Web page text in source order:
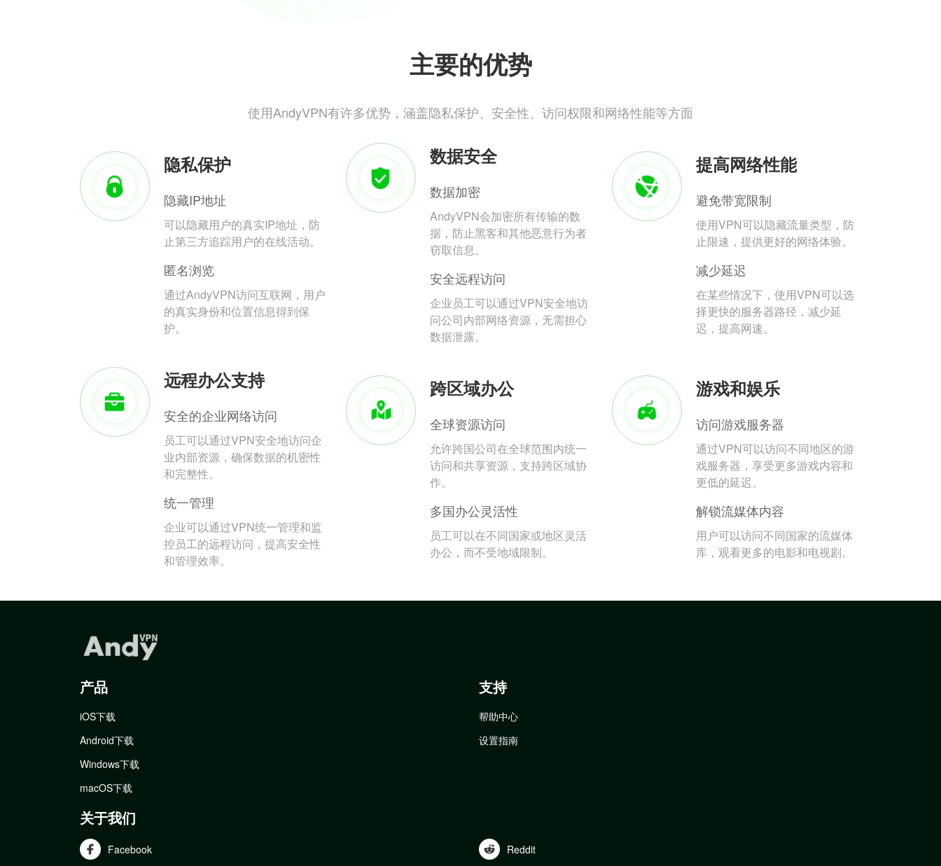
主要的优势
使用AndyVPN有许多优势，涵盖隐私保护、安全性、访问权限和网络性能等方面
隐私保护
隐藏IP地址
可以隐藏用户的真实IP地址，防
止第三方追踪用户的在线活动。
匿名浏览
通过AndyVPN访问互联网，用户
的真实身份和位置信息得到保
护。
数据安全
数据加密
AndyVPN会加密所有传输的数
据，防止黑客和其他恶意行为者
窃取信息。
安全远程访问
企业员工可以通过VPN安全地访
问公司内部网络资源，无需担心
数据泄露。
提高网络性能
避免带宽限制
使用VPN可以隐藏流量类型，防
止限速，提供更好的网络体验。
减少延迟
在某些情况下，使用VPN可以选
择更快的服务器路径，减少延
迟，提高网速。
远程办公支持
安全的企业网络访问
员工可以通过VPN安全地访问企
业内部资源，确保数据的机密性
和完整性。
统一管理
企业可以通过VPN统一管理和监
控员工的远程访问，提高安全性
和管理效率。
跨区域办公
全球资源访问
允许跨国公司在全球范围内统一
访问和共享资源，支持跨区域协
作。
多国办公灵活性
员工可以在不同国家或地区灵活
办公，而不受地域限制。
游戏和娱乐
访问游戏服务器
通过VPN可以访问不同地区的游
戏服务器，享受更多游戏内容和
更低的延迟。
解锁流媒体内容
用户可以访问不同国家的流媒体
库，观看更多的电影和电视剧。
产品
iOS下载
Android下载
Windows下载
macOS下载
支持
帮助中心
设置指南
关于我们
Facebook Reddit